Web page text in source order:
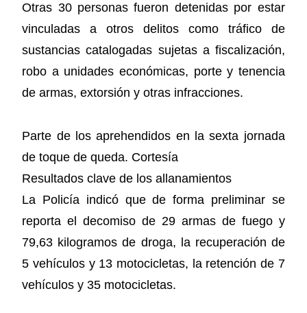
Otras 30 personas fueron detenidas por estar
vinculadas a otros delitos como tráfico de
sustancias catalogadas sujetas a fiscalización,
robo a unidades económicas, porte y tenencia
de armas, extorsión y otras infracciones.
Parte de los aprehendidos en la sexta jornada
de toque de queda. Cortesía
Resultados clave de los allanamientos
La Policía indicó que de forma preliminar se
reporta el decomiso de 29 armas de fuego y
79,63 kilogramos de droga, la recuperación de
5 vehículos y 13 motocicletas, la retención de 7
vehículos y 35 motocicletas.